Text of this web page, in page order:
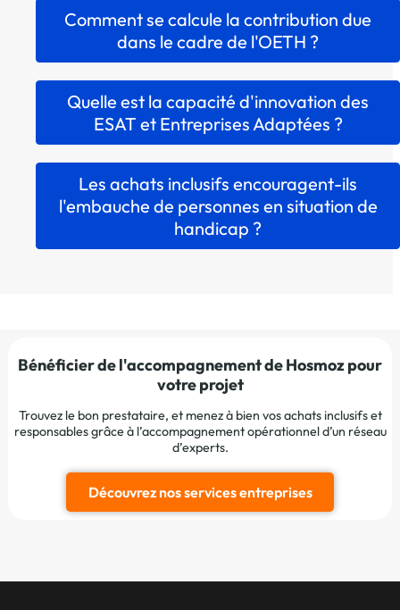
Comment se calcule la contribution due
dans le cadre de l'OETH ?
Quelle est la capacité d'innovation des
ESAT et Entreprises Adaptées ?
Les achats inclusifs encouragent-ils
l'embauche de personnes en situation de
handicap ?
Bénéficier de l'accompagnement de Hosmoz pour
votre projet
Trouvez le bon prestataire, et menez à bien vos achats inclusifs et
responsables grâce à l’accompagnement opérationnel d’un réseau
d’experts.
Découvrez nos services entreprises